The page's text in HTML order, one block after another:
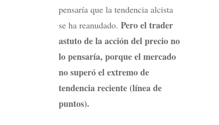
pensaría que la tendencia alcista
se ha reanudado. Pero el trader
astuto de la acción del precio no
lo pensaría, porque el mercado
no superó el extremo de
tendencia reciente (línea de
puntos).